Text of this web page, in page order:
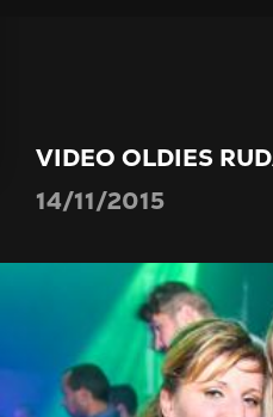
VIDEO OLDIES
14/11/2015